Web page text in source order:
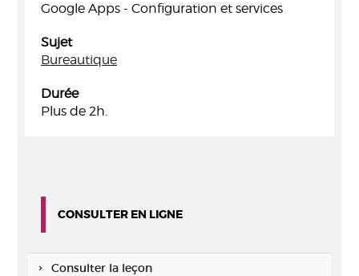
Google Apps - Configuration et services
Sujet
Bureautique
Durée
Plus de 2h.
CONSULTER EN LIGNE
Consulter la leçon